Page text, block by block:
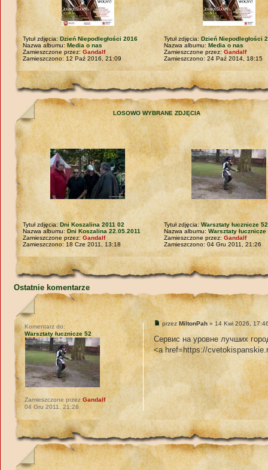
Tytuł zdjęcia:Dzień Niepodległości 2016
Nazwa albumu:Media o nas
Zamieszczone przez:Gandalf
Zamieszczono: 12 Paź 2016, 21:09
Tytuł zdjęcia:Dzień Niepodległości
Nazwa albumu:Media o nas
Zamieszczone przez:Gandalf
Zamieszczono: 24 Paź 2014, 18:15
LOSOWO WYBRANE ZDJĘCIA
Tytuł zdjęcia:Dni Koszalina 2011 02
Nazwa albumu:Dni Koszalina 22.05.2011
Zamieszczone przez:Gandalf
Zamieszczono: 18 Cze 2011, 13:18
Tytuł zdjęcia:Warsztaty łucznicze 52
Nazwa albumu:Warsztaty
Zamieszczone przez:Gandalf
Zamieszczono: 04 Gru 2011, 21:26
Ostatnie komentarze
przezMiltonPah » 14 Kwi 2026,
Сервис на уровне лучших
<a href=https://
Komentarz do:
Warsztaty łucznicze 52
Zamieszczone przezGandalf
04 Gru 2011, 21:26